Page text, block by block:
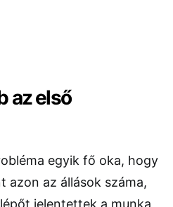
az első
egyik fő oka, hogy
azon az állások száma,
jelentettek a munka